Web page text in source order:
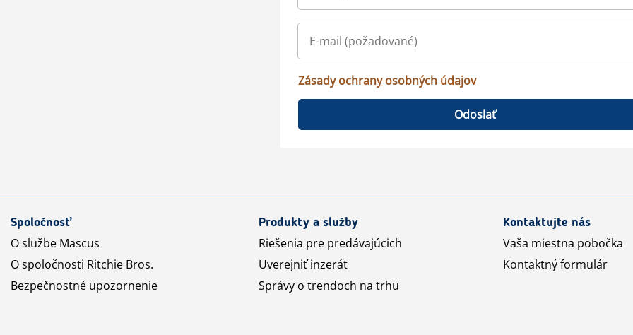
Zásady ochrany osobných údajov
Odoslať
Spoločnosť
O službe Mascus
O spoločnosti Ritchie Bros.
Bezpečnostné upozornenie
Produkty a služby
Riešenia pre predávajúcich
Uverejniť inzerát
Správy o trendoch na trhu
Kontaktujte nás
Vaša miestna pobočka
Kontaktný formulár